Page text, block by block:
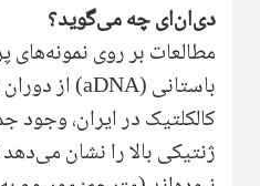
دی‌ان‌ای چه می‌گوید؟
مطالعات بر روی نمونه‌های
باستانی (aDNA) از
کالکلتیک در ایران، وجود
ژنتیکی بالا را نشان